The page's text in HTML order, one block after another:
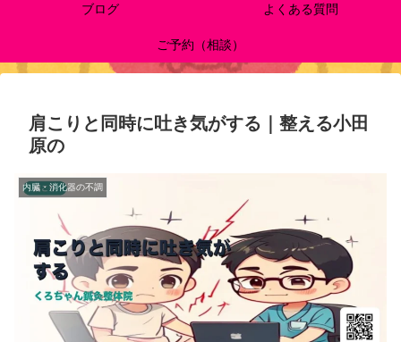
ブログ よくある質問
ご予約（相談）
肩こりと同時に吐き気がする｜整える小田
原の
内臓・消化器の不調